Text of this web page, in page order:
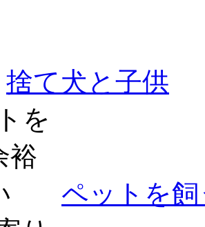
捨て犬と子供
ペットを